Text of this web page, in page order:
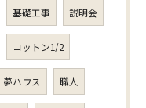
基礎工事 説明会
コットン1/2
夢ハウス 職人